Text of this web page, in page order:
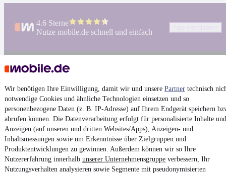
Wir benötigen Ihre Einwilligung, damit wir und unsere Partner technisch
notwendige Cookies und ähnliche Technologien einsetzen und so
personenbezogene Daten (z. B. IP-Adresse) auf Ihrem Endgerät speichern
abrufen können. Die Datenverarbeitung erfolgt für personalisierte Inhalte und
Anzeigen (auf unseren und dritten Websites/Apps), Anzeigen- und
Inhaltsmessungen sowie um Erkenntnisse über Zielgruppen und
Produktentwicklungen zu gewinnen. Außerdem können wir so Ihre
Nutzererfahrung innerhalb unserer Unternehmensgruppe verbessern, Ihr
Nutzungsverhalten analysieren sowie Segmente mit pseudonymisierten
4.6 Sterne
Nutze mobile.de schnell und einfach
Impressum
Vertrag widerrufen
Datenschutz
Datenschutzeinstellungen
Erklärung zur Barrierefreiheit
Report Security Vulnerability (English)